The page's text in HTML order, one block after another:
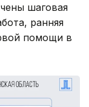
шаговая
ранняя
помощи в